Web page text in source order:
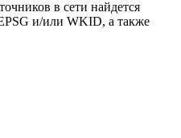
в сети найдется
и/или WKID, а также